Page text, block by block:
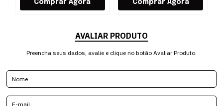
AVALIAR PRODUTO
Preencha seus dados, avalie e clique no botão Avaliar Produto.